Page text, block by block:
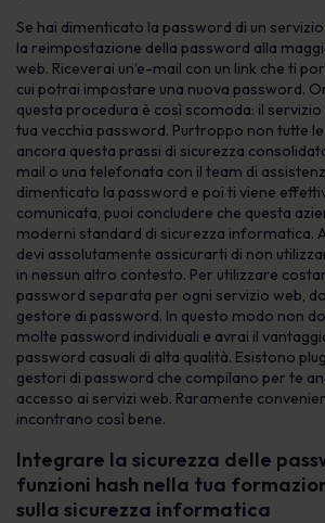
Se hai dimenticato la password di un
la reimpostazione della password alla
web. Riceverai un’e-mail con un link che ti
cui potrai impostare una nuova password.
questa procedura è così scomoda: il
tua vecchia password. Purtroppo non tutte
ancora questa prassi di sicurezza
mail o una telefonata con il team di
dimenticato la password e poi ti viene
comunicata, puoi concludere che questa
moderni standard di sicurezza informatica.
devi assolutamente assicurarti di non
in nessun altro contesto. Per utilizzare
password separata per ogni servizio web,
gestore di password. In questo modo non
molte password individuali e avrai il
password casuali di alta qualità. Esistono
gestori di password che compilano per te
accesso ai servizi web. Raramente
incontrano così bene.
Integrare la sicurezza delle
funzioni hash nella tua
sulla sicurezza informatica